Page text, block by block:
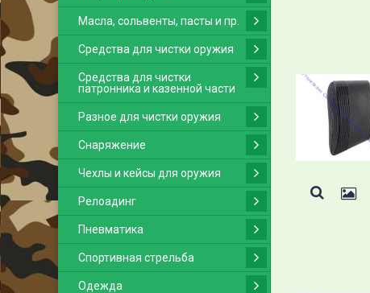
Масла, сольвенты, пасты и пр.
Средства для чистки оружия
Средства для чистки
патронника и казенной части
Разное для чистки оружия
Снаряжение
Чехлы и кейсы для оружия
Релоадинг
Пневматика
Спортивная стрельба
Одежда